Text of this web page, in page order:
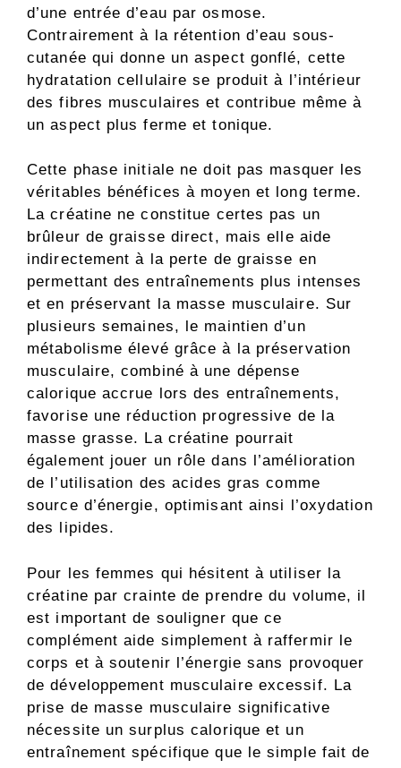
d’une entrée d’eau par osmose.
Contrairement à la rétention d’eau sous-
cutanée qui donne un aspect gonflé, cette
hydratation cellulaire se produit à l’intérieur
des fibres musculaires et contribue même à
un aspect plus ferme et tonique.
Cette phase initiale ne doit pas masquer les
véritables bénéfices à moyen et long terme.
La créatine ne constitue certes pas un
brûleur de graisse direct, mais elle aide
indirectement à la perte de graisse en
permettant des entraînements plus intenses
et en préservant la masse musculaire. Sur
plusieurs semaines, le maintien d’un
métabolisme élevé grâce à la préservation
musculaire, combiné à une dépense
calorique accrue lors des entraînements,
favorise une réduction progressive de la
masse grasse. La créatine pourrait
également jouer un rôle dans l’amélioration
de l’utilisation des acides gras comme
source d’énergie, optimisant ainsi l’oxydation
des lipides.
Pour les femmes qui hésitent à utiliser la
créatine par crainte de prendre du volume, il
est important de souligner que ce
complément aide simplement à raffermir le
corps et à soutenir l’énergie sans provoquer
de développement musculaire excessif. La
prise de masse musculaire significative
nécessite un surplus calorique et un
entraînement spécifique que le simple fait de